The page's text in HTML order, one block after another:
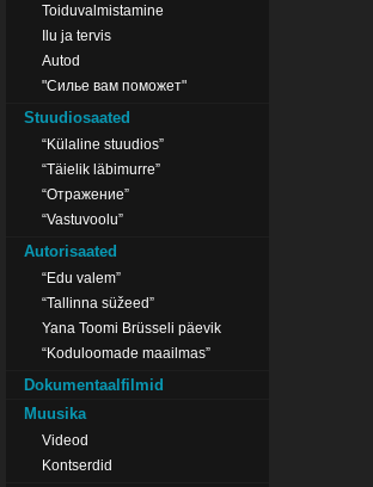
Toiduvalmistamine
Ilu ja tervis
Autod
"Силье вам поможет"
Stuudiosaated
“Külaline stuudios”
“Täielik läbimurre”
“Отражение”
“Vastuvoolu”
Autorisaated
“Edu valem”
“Tallinna süžeed”
Yana Toomi Brüsseli päevik
“Koduloomade maailmas”
Dokumentaalfilmid
Muusika
Videod
Kontserdid